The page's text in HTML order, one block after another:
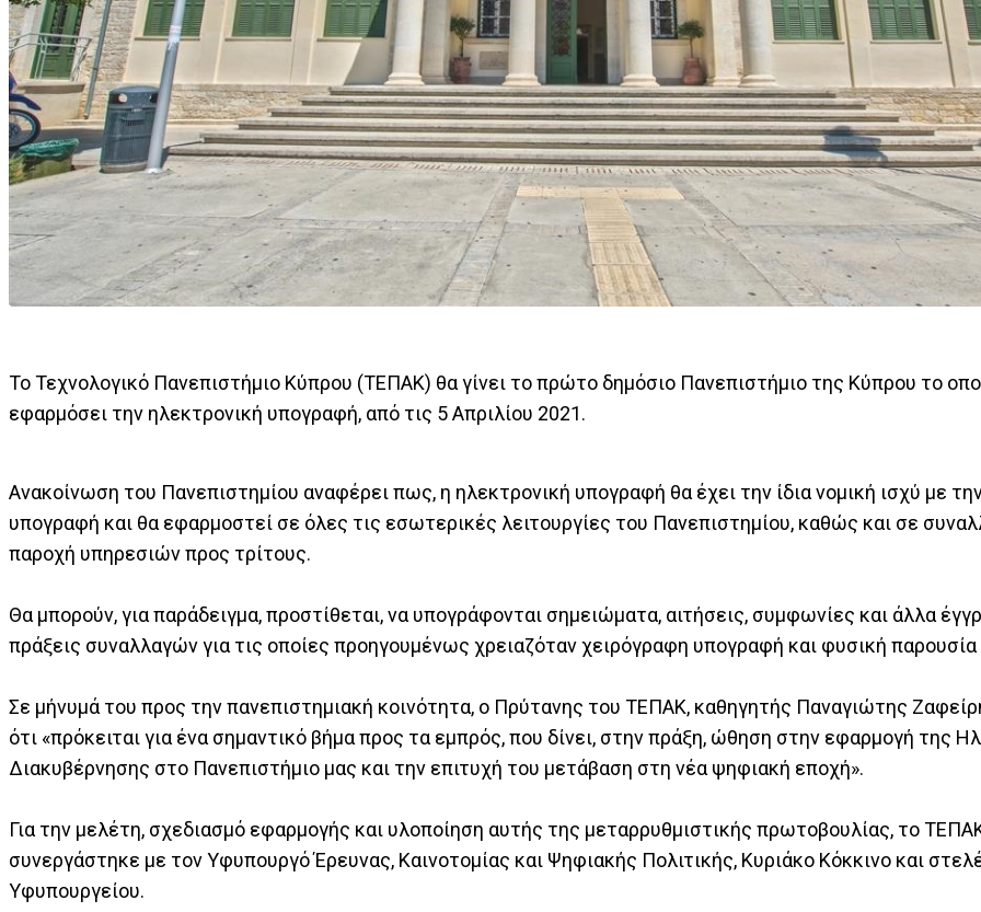
Το Τεχνολογικό Πανεπιστήμιο Κύπρου (ΤΕΠΑΚ) θα γίνει το πρώτο δημόσιο Πανεπιστήμιο της Κύπρου το
εφαρμόσει την ηλεκτρονική υπογραφή, από τις 5 Απριλίου 2021.
Ανακοίνωση του Πανεπιστημίου αναφέρει πως, η ηλεκτρονική υπογραφή θα έχει την ίδια νομική ισχύ με την
υπογραφή και θα εφαρμοστεί σε όλες τις εσωτερικές λειτουργίες του Πανεπιστημίου, καθώς και σε
παροχή υπηρεσιών προς τρίτους.
Θα μπορούν, για παράδειγμα, προστίθεται, να υπογράφονται σημειώματα, αιτήσεις, συμφωνίες και άλλα
πράξεις συναλλαγών για τις οποίες προηγουμένως χρειαζόταν χειρόγραφη υπογραφή και φυσική
Σε μήνυμά του προς την πανεπιστημιακή κοινότητα, ο Πρύτανης του ΤΕΠΑΚ, καθηγητής Παναγιώτης
ότι «πρόκειται για ένα σημαντικό βήμα προς τα εμπρός, που δίνει, στην πράξη, ώθηση στην εφαρμογή της
Διακυβέρνησης στο Πανεπιστήμιο μας και την επιτυχή του μετάβαση στη νέα ψηφιακή εποχή».
Για την μελέτη, σχεδιασμό εφαρμογής και υλοποίηση αυτής της μεταρρυθμιστικής πρωτοβουλίας, το
συνεργάστηκε με τον Υφυπουργό Έρευνας, Καινοτομίας και Ψηφιακής Πολιτικής, Κυριάκο Κόκκινο και
Υφυπουργείου.